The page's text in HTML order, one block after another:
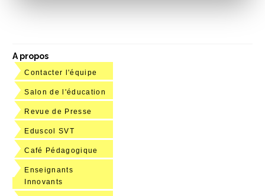
A propos
Contacter l'équipe
Salon de l'éducation
Revue de Presse
Eduscol SVT
Café Pédagogique
Enseignants
Innovants